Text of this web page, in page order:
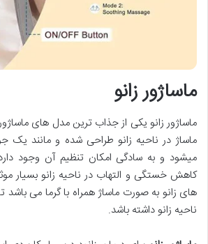
ماساژور زانو
ماساژور زانو یکی از جذاب ترین مدل های
ماساژ در ناحیه زانو طراحی شده و مانند یک
میشود و به سادگی امکان تنظیم آن وجود
کاهش خستگی و التهاب در ناحیه زانو بسیار
های زانو به صورت ماساژ همراه با گرما می باشد
ناحیه زانو داشته باشد.